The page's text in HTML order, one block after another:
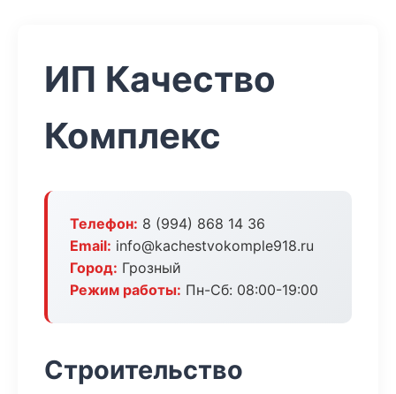
ИП Качество
Комплекс
Телефон: 8 (994) 868 14 36
Email: info@kachestvokomple918.ru
Город: Грозный
Режим работы: Пн-Сб: 08:00-19:00
Строительство